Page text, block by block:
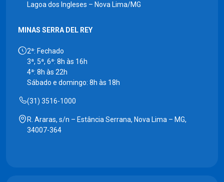
Lagoa dos Ingleses – Nova Lima/MG
MINAS SERRA DEL REY
2ª: Fechado
3ª, 5ª, 6ª: 8h às 16h
4ª: 8h às 22h
Sábado e domingo: 8h às 18h
(31) 3516-1000
R. Araras, s/n – Estância Serrana, Nova Lima – MG,
34007-364